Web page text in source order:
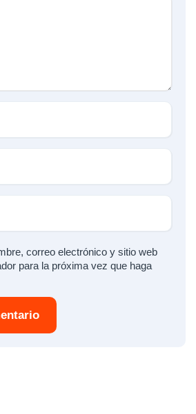
correo electrónico y sitio web
para la próxima vez que haga